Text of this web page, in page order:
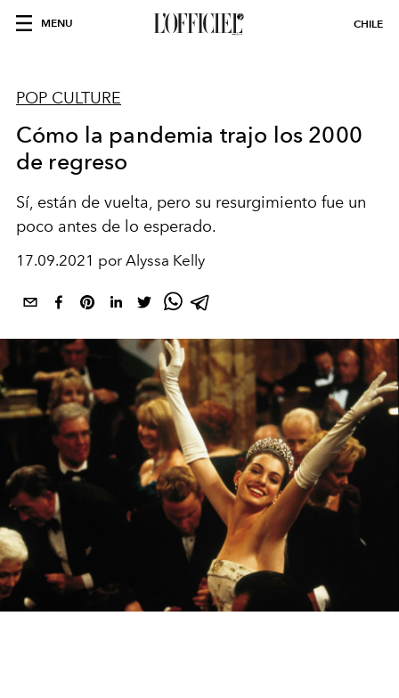
MENU CHILE
POP CULTURE
Cómo la pandemia trajo los 2000
de regreso
Sí, están de vuelta, pero su resurgimiento fue un
poco antes de lo esperado.
17.09.2021 por Alyssa Kelly